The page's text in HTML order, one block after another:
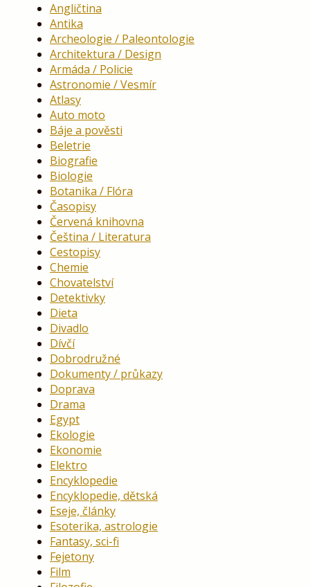
Angličtina
Antika
Archeologie / Paleontologie
Architektura / Design
Armáda / Policie
Astronomie / Vesmír
Atlasy
Auto moto
Báje a pověsti
Beletrie
Biografie
Biologie
Botanika / Flóra
Časopisy
Červená knihovna
Čeština / Literatura
Cestopisy
Chemie
Chovatelství
Detektivky
Dieta
Divadlo
Dívčí
Dobrodružné
Dokumenty / průkazy
Doprava
Drama
Egypt
Ekologie
Ekonomie
Elektro
Encyklopedie
Encyklopedie, dětská
Eseje, články
Esoterika, astrologie
Fantasy, sci-fi
Fejetony
Film